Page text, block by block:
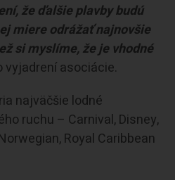
že ďalšie plavby budú
miere odrážať najnovšie
si myslíme, že je vhodné
vyjadrení asociácie.
najväčšie lodné
ruchu – Carnival, Disney,
Royal Caribbean